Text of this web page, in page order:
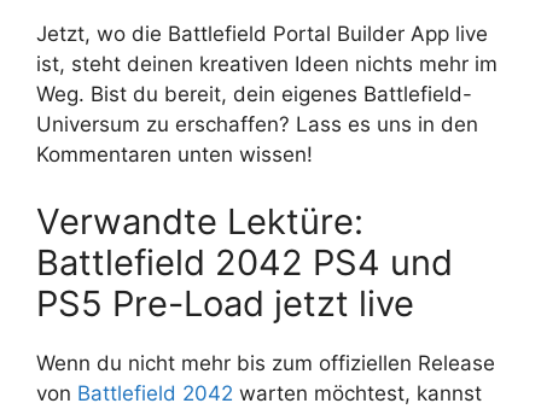
Jetzt, wo die Battlefield Portal Builder App live
ist, steht deinen kreativen Ideen nichts mehr im
Weg. Bist du bereit, dein eigenes Battlefield-
Universum zu erschaffen? Lass es uns in den
Kommentaren unten wissen!
Verwandte Lektüre:
Battlefield 2042 PS4 und
PS5 Pre-Load jetzt live
Wenn du nicht mehr bis zum offiziellen Release
von Battlefield 2042 warten möchtest, kannst